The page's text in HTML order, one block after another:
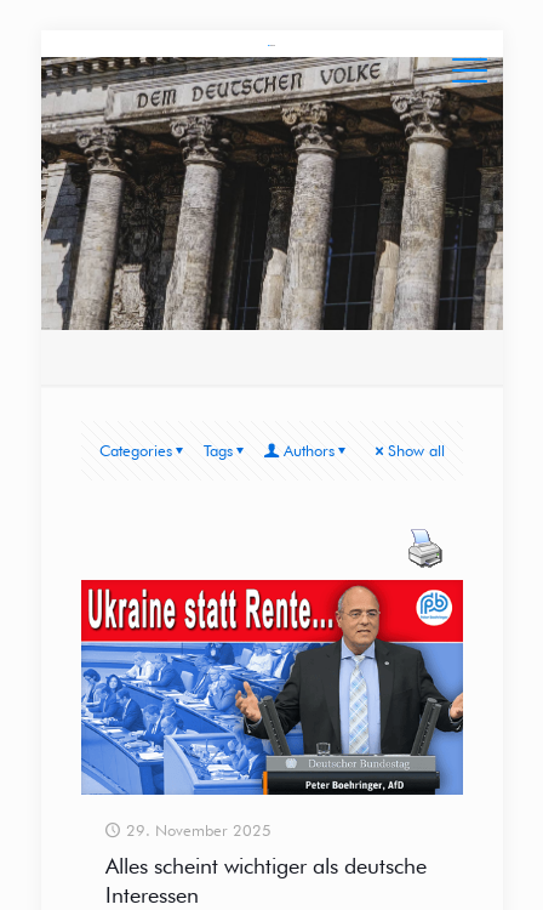
Categories Tags Authors Show all
29. November 2025
Alles scheint wichtiger als deutsche
Interessen